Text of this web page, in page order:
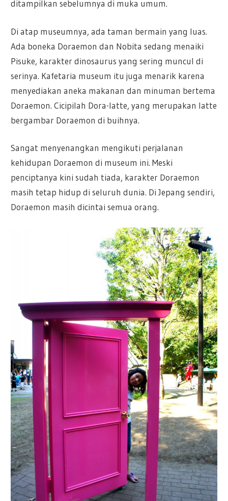
ditampilkan sebelumnya di muka umum.
Di atap museumnya, ada taman bermain yang luas.
Ada boneka Doraemon dan Nobita sedang menaiki
Pisuke, karakter dinosaurus yang sering muncul di
serinya. Kafetaria museum itu juga menarik karena
menyediakan aneka makanan dan minuman bertema
Doraemon. Cicipilah Dora-latte, yang merupakan latte
bergambar Doraemon di buihnya.
Sangat menyenangkan mengikuti perjalanan
kehidupan Doraemon di museum ini. Meski
penciptanya kini sudah tiada, karakter Doraemon
masih tetap hidup di seluruh dunia. Di Jepang sendiri,
Doraemon masih dicintai semua orang.